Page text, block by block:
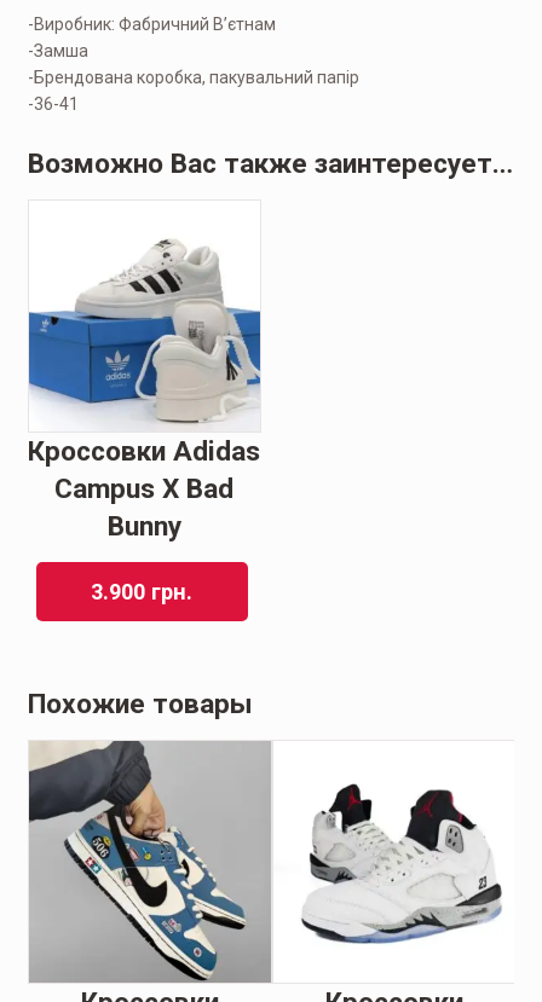
-Виробник: Фабричний Вʼєтнам
-Замша
-Брендована коробка, пакувальний папір
-36-41
Возможно Вас также заинтересует…
Кроссовки Adidas
Campus X Bad
Bunny
3.900 грн.
Похожие товары